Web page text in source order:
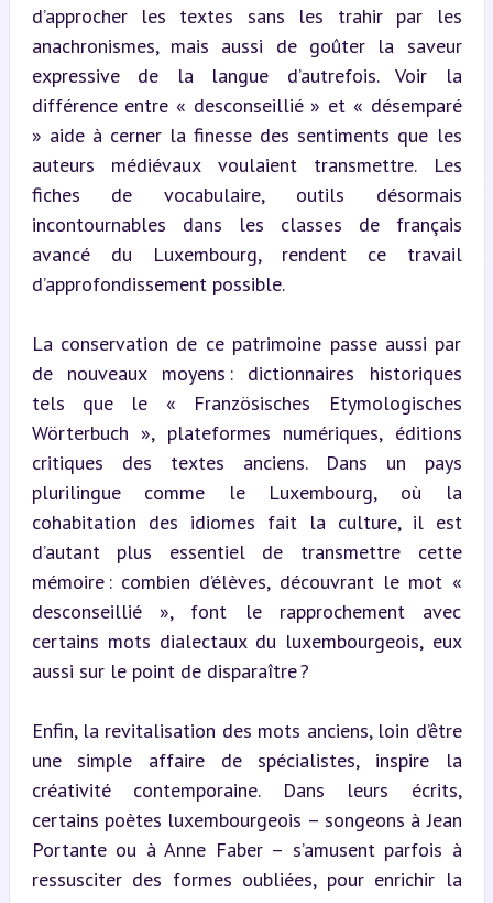
d’approcher les textes sans les trahir par les
anachronismes, mais aussi de goûter la saveur
expressive de la langue d’autrefois. Voir la
différence entre « desconseillié » et « désemparé
» aide à cerner la finesse des sentiments que les
auteurs médiévaux voulaient transmettre. Les
fiches de vocabulaire, outils désormais
incontournables dans les classes de français
avancé du Luxembourg, rendent ce travail
d’approfondissement possible.
La conservation de ce patrimoine passe aussi par
de nouveaux moyens : dictionnaires historiques
tels que le « Französisches Etymologisches
Wörterbuch », plateformes numériques, éditions
critiques des textes anciens. Dans un pays
plurilingue comme le Luxembourg, où la
cohabitation des idiomes fait la culture, il est
d’autant plus essentiel de transmettre cette
mémoire : combien d’élèves, découvrant le mot «
desconseillié », font le rapprochement avec
certains mots dialectaux du luxembourgeois, eux
aussi sur le point de disparaître ?
Enfin, la revitalisation des mots anciens, loin d’être
une simple affaire de spécialistes, inspire la
créativité contemporaine. Dans leurs écrits,
certains poètes luxembourgeois – songeons à Jean
Portante ou à Anne Faber – s’amusent parfois à
ressusciter des formes oubliées, pour enrichir la